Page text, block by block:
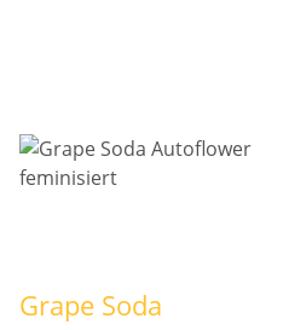
Grape Soda